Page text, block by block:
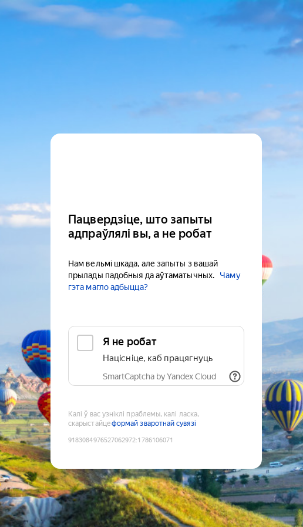
Пацвердзіце, што запыты
адпраўлялі вы, а не робат
Нам вельмі шкада, але запыты з вашай
прылады падобныя да аўтаматычных.
Чаму
гэта магло адбыцца?
Я не робат
Націсніце, каб працягнуць
SmartCaptcha by Yandex Cloud
Калі ў вас узніклі праблемы, калі ласка,
скарыстайцеформай зваротнай сувязі
9183084976527062972:1786106071